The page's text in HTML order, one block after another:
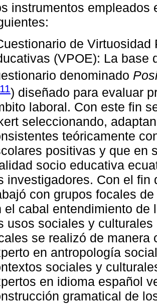
instrumentos
de
(VPOE): La base
denominado
) diseñado para evaluar
laboral. Con este fin
seleccionando,
teóricamente
positivas y que en
socio educativa
investigadores. Con el fin
con grupos focales
el cabal entendimiento
usos sociales y
se realizó de manera
en antropología
sociales y
en idioma español
gramatical de